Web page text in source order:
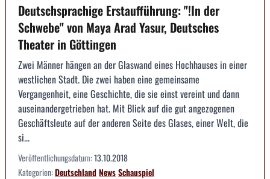
Deutschsprachige Erstaufführung: "!In der
Schwebe" von Maya Arad Yasur, Deutsches
Theater in Göttingen
Zwei Männer hängen an der Glaswand eines Hochhauses in einer
westlichen Stadt. Die zwei haben eine gemeinsame
Vergangenheit, eine Geschichte, die sie einst vereint und dann
auseinandergetrieben hat. Mit Blick auf die gut angezogenen
Geschäftsleute auf der anderen Seite des Glases, einer Welt, die
si...
Veröffentlichungsdatum:13.10.2018
Kategorien:DeutschlandNewsSchauspiel